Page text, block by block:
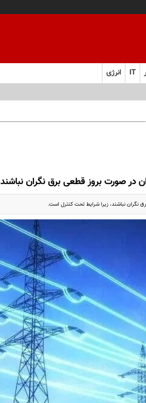
IT انرژی
در صورت بروز قطعی برق نگران نباشند
نگران نباشند، زیرا شرایط تحت کنترل است.